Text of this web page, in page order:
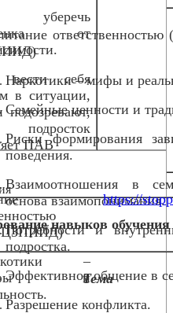
Наркотики – мифы и
Семейные ценности и
Риски формирования
поведения.
Взаимоотношения в
основа взаимопонимания.
Потребности и
подростка.
Эффективное общение в
Разрешение конфликта.
уберечь
от
себя
в ситуации,
подозревают,
ПАВ
–
и
https://
навыков
Тема